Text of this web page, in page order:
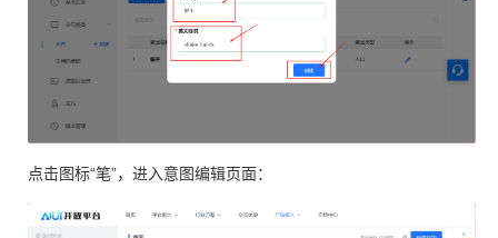
点击图标“笔”，进入意图编辑页面：